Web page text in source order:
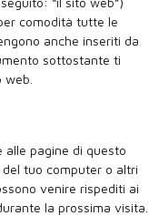
comodità tutte le
anche inseriti da
sottostante ti
alle pagine di questo
tuo computer o altri
venire rispediti ai
la prossima visita.